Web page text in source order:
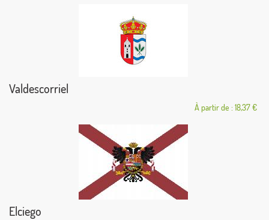
Valdescorriel
À partir de : 18,37 €
Elciego